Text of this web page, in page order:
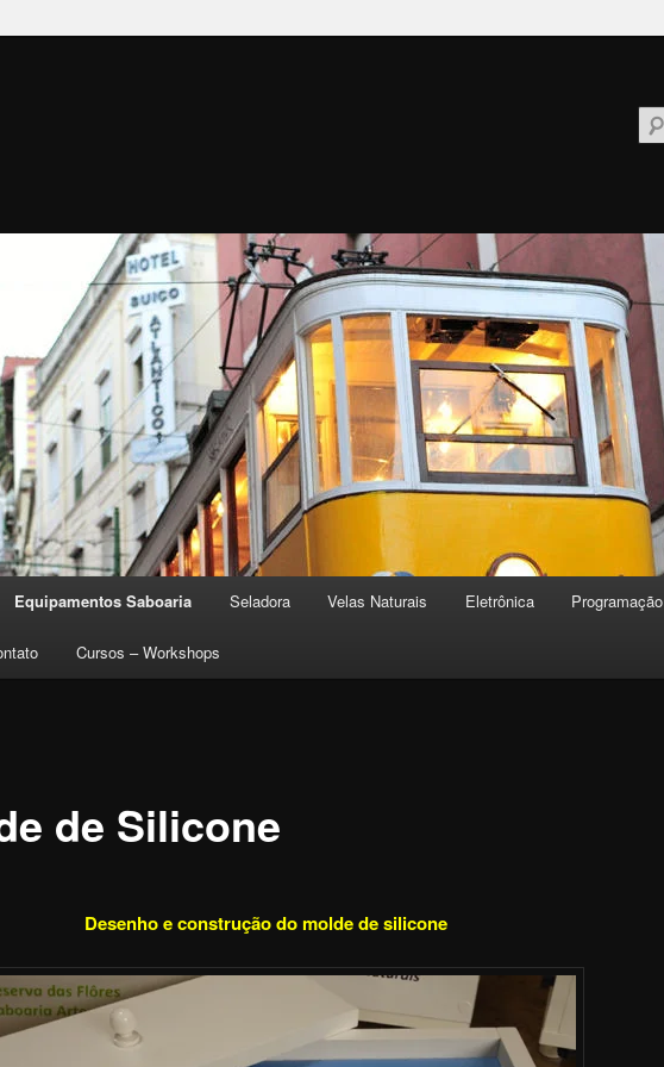
Equipamentos Saboaria Seladora Velas Naturais Eletrônica Programação
Cursos – Workshops
de Silicone
Desenho e construção do molde de silicone